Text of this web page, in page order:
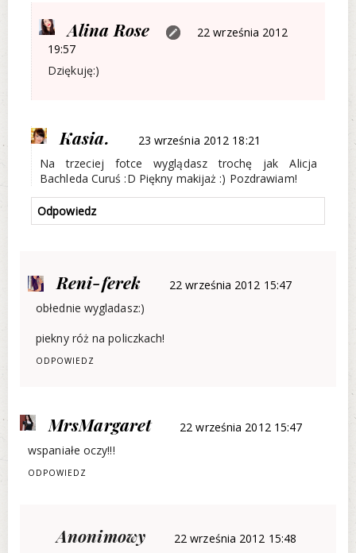
Alina Rose
22 września 2012
19:57
Dziękuję:)
Kasia.
23 września 2012 18:21
Na trzeciej fotce wyglądasz trochę jak Alicja
Bachleda Curuś :D Piękny makijaż :) Pozdrawiam!
Odpowiedz
Reni-ferek
22 września 2012 15:47
obłednie wygladasz:)
piekny róż na policzkach!
ODPOWIEDZ
MrsMargaret
22 września 2012 15:47
wspaniałe oczy!!!
ODPOWIEDZ
Anonimowy
22 września 2012 15:48